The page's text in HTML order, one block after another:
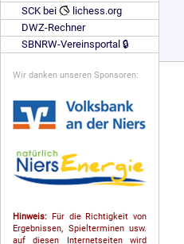
SCK bei
lichess.org
DWZ-Rechner
SBNRW-Vereinsportal 🔒
Wir danken unseren Sponsoren:
Hinweis: Für die Richtigkeit von
Ergebnissen, Spielterminen usw.
auf diesen Internetseiten wird